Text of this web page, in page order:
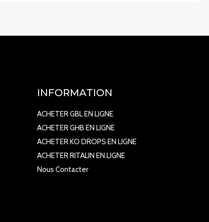
INFORMATION
ACHETER GBL EN LIGNE
ACHETER GHB EN LIGNE
ACHETER KO DROPS EN LIGNE
ACHETER RITALIN EN LIGNE
Nous Contacter